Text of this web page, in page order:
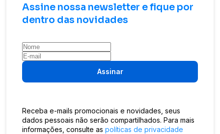
Assine nossa newsletter e fique por
dentro das novidades
Assinar
Receba e-mails promocionais e novidades, seus
dados pessoais não serão compartilhados. Para mais
informações, consulte as políticas de privacidade